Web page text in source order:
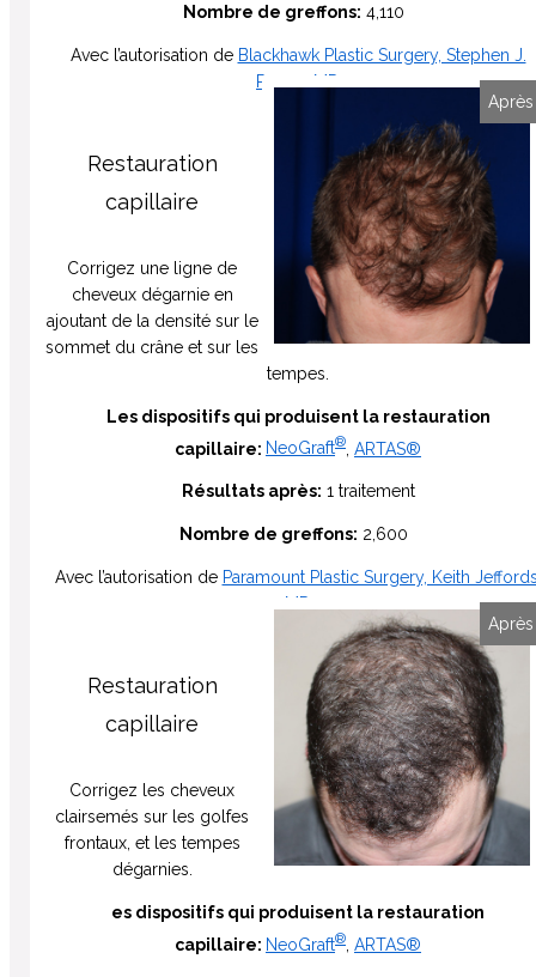
Nombre de greffons: 4,110
Avec l’autorisation de Blackhawk Plastic Surgery, Stephen J.
Ronan, MD
Après
Restauration
capillaire
Corrigez une ligne de
cheveux dégarnie en
ajoutant de la densité sur le
sommet du crâne et sur les
tempes.
Les dispositifs qui produisent la restauration
capillaire: NeoGraft® ARTAS®
Résultats après: 1 traitement
Nombre de greffons: 2,600
Avec l’autorisation de Paramount Plastic Surgery, Keith
MD
Après
Restauration
capillaire
Corrigez les cheveux
clairsemés sur les golfes
frontaux, et les tempes
dégarnies.
es dispositifs qui produisent la restauration
capillaire: NeoGraft® ARTAS®